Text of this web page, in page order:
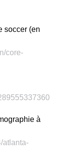
soccer (en
core-
à
atlanta-